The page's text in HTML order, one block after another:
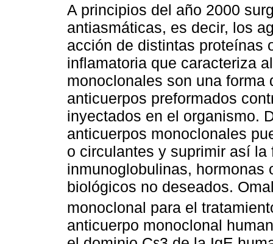
A principios del año 2000
antiasmáticas, es decir, los
acción de distintas proteínas
inflamatoria que caracteriza
monoclonales son una
anticuerpos preformados
inyectados en el organismo.
anticuerpos monoclonales
o circulantes y suprimir así
inmunoglobulinas, hormonas
biológicos no deseados.
monoclonal para el
anticuerpo monoclonal